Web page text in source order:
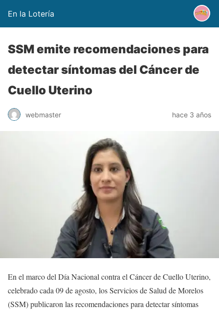
En la Lotería
SSM emite recomendaciones para
detectar síntomas del Cáncer de
Cuello Uterino
webmaster hace 3 años
En el marco del Día Nacional contra el Cáncer de Cuello Uterino,
celebrado cada 09 de agosto, los Servicios de Salud de Morelos
(SSM) publicaron las recomendaciones para detectar síntomas